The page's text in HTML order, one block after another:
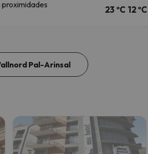
proximidades
23 ºC 12 ºC
Pal-Arinsal